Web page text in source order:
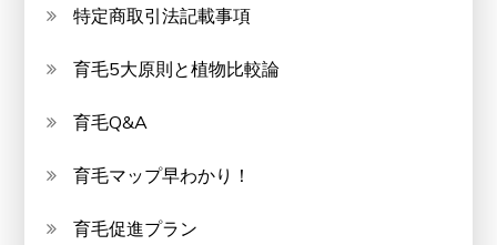
特定商取引法記載事項
育毛5大原則と植物比較論
育毛Q&A
育毛マップ早わかり！
育毛促進プラン